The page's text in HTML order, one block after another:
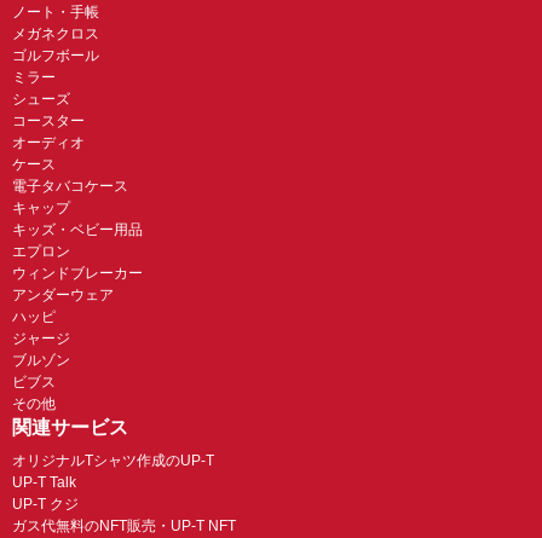
ノート・手帳
メガネクロス
ゴルフボール
ミラー
シューズ
コースター
オーディオ
ケース
電子タバコケース
キャップ
キッズ・ベビー用品
エプロン
ウィンドブレーカー
アンダーウェア
ハッピ
ジャージ
ブルゾン
ビブス
その他
関連サービス
オリジナルTシャツ作成のUP-T
UP-T Talk
UP-T クジ
ガス代無料のNFT販売・UP-T NFT